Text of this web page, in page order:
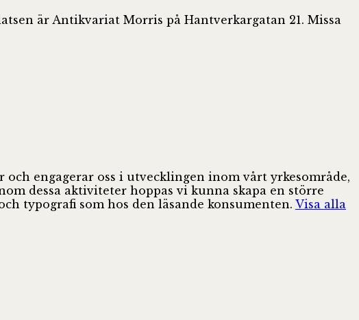
är Antikvariat Morris på Hantverkargatan 21. Missa
engagerar oss i utvecklingen inom vårt yrkesområde,
dessa aktiviteter hoppas vi kunna skapa en större
typografi som hos den läsande konsumenten. Visa alla